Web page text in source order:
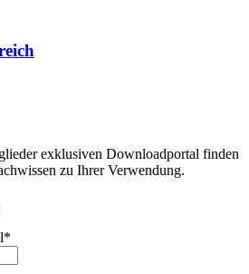
exklusiven Downloadportal finden
zu Ihrer Verwendung.
*